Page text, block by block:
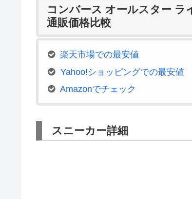
コンバース オールスター
通販価格比較
楽天市場での最安値
Yahoo!ショッピングでの最安値
Amazonでチェック
スニーカー詳細